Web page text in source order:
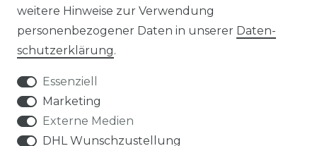
VERTRAG WIDERRUFEN
weitere Hinweise zur Verwendung
personenbezogener Daten in unserer Daten­
schutz­erklärung.
Essenziell
Marketing
Externe Medien
DHL Wunschzustellung